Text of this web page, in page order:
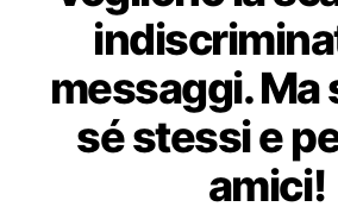
messaggi. Ma
sé stessi e
amici!